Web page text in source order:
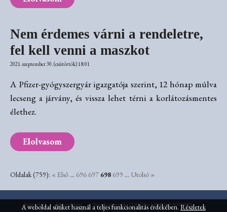
Nem érdemes várni a rendeletre,
fel kell venni a maszkot
2021. szeptember 30. (csütörtök) 18:01
A Pfizer-gyógyszergyár igazgatója szerint, 12 hónap múlva
lecseng a járvány, és vissza lehet térni a korlátozásmentes
élethez.
Elolvasom
Oldalak (759): « Első ... 696 697 698 699 ... Utolsó »
Kapcsolat Adatvédelem
Számlaszámunk: 11100104-18180169-36000001
A weboldal sütiket használ a teljes funkcionalitás érdekében.Részletek